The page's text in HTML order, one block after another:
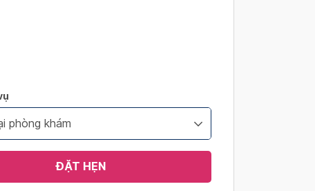
phòng khám
ĐẶT HẸN